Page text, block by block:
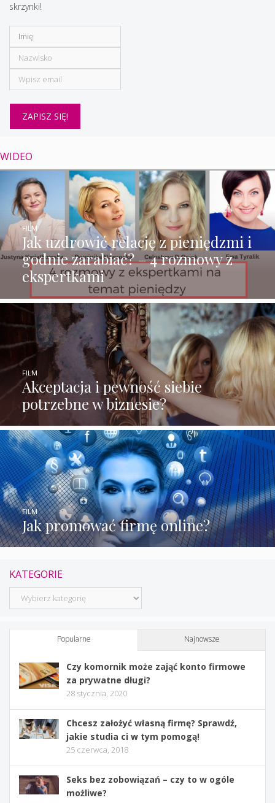
skrzynki!
WIDEO
Jak uzdrowić relację z pieniędzmi i
godnie zarabiać? – 4 rozmowy z
ekspertkami
FILM
Akceptacja i pewność siebie
potrzebne w biznesie?
FILM
Jak promować firmę online?
FILM
KATEGORIE
Kategorie
Popularne Najnowsze
Czy komornik może zająć konto firmowe
za prywatne długi?
28 stycznia, 2020
Chcesz założyć własną firmę? Sprawdź,
jakie studia ci w tym pomogą!
25 czerwca, 2018
Seks bez zobowiązań – czy to w ogóle
możliwe?